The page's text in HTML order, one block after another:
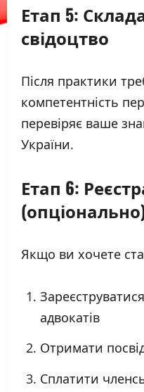
Етап 5:
свідоцтво
Після практики
компетентність
перевіряє ваше
України.
Етап 6:
Якщо ви хочете
адвокатів
Отримати
Сплатити